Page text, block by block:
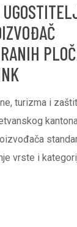
turizma i
vrste i